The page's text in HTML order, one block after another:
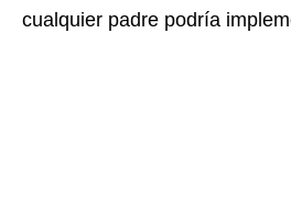
cualquier padre podría